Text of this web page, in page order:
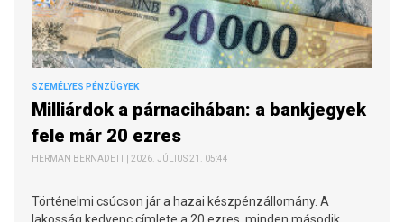
SZEMÉLYES PÉNZÜGYEK
Milliárdok a párnacihában: a bankjegyek
fele már 20 ezres
HERMAN BERNADETT | 2026. JÚLIUS 21. 05:44
Történelmi csúcson jár a hazai készpénzállomány. A